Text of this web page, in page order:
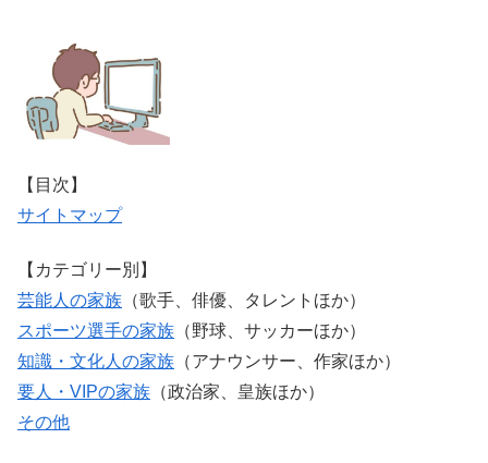
【目次】
サイトマップ
【カテゴリー別】
芸能人の家族 （歌手、俳優、タレントほか）
スポーツ選手の家族 （野球、サッカーほか）
知識・文化人の家族 （アナウンサー、作家ほか）
要人・VIPの家族 （政治家、皇族ほか）
その他